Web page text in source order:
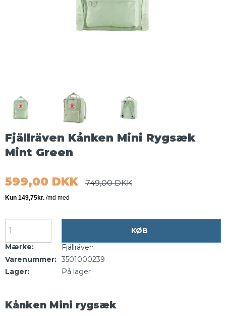
Fjällräven Kånken Mini Rygsæk
Mint Green
599,00 DKK 749,00 DKK
KØB
Mærke:
Fjällräven
Varenummer: 3501000239
Lager:
På lager
Kånken Mini rygsæk